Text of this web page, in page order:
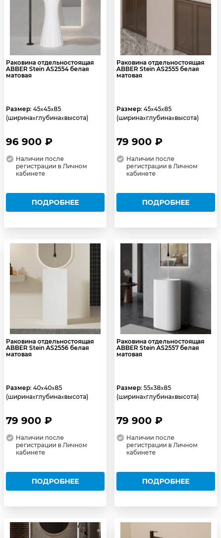
Раковина отдельностоящая
ABBER Stein AS2554 белая
матовая
Размер: 45x45x85
(ширинаxглубинаxвысота)
96 900 ₽
Наличии после
регистрации в Личном
кабинете
ПОДРОБНЕЕ
Раковина отдельностоящая
ABBER Stein AS2555 белая
матовая
Размер: 45x45x85
(ширинаxглубинаxвысота)
79 900 ₽
Наличии после
регистрации в Личном
кабинете
ПОДРОБНЕЕ
Раковина отдельностоящая
ABBER Stein AS2556 белая
матовая
Размер: 40x40x85
(ширинаxглубинаxвысота)
79 900 ₽
Наличии после
регистрации в Личном
кабинете
ПОДРОБНЕЕ
Раковина отдельностоящая
ABBER Stein AS2557 белая
матовая
Размер: 55x38x85
(ширинаxглубинаxвысота)
79 900 ₽
Наличии после
регистрации в Личном
кабинете
ПОДРОБНЕЕ